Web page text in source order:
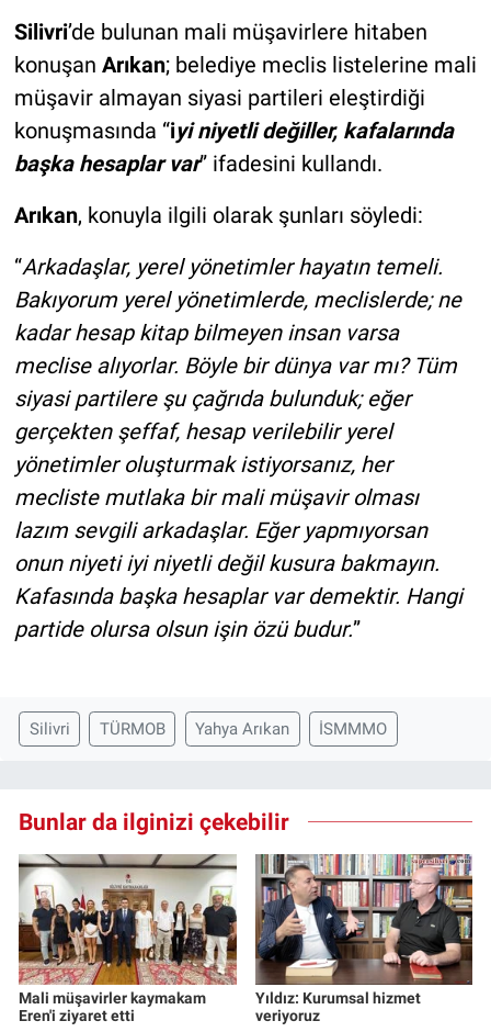
Silivri’de bulunan mali müşavirlere hitaben
konuşan Arıkan; belediye meclis listelerine mali
müşavir almayan siyasi partileri eleştirdiği
konuşmasında “iyi niyetli değiller, kafalarında
başka hesaplar var” ifadesini kullandı.
Arıkan, konuyla ilgili olarak şunları söyledi:
“Arkadaşlar, yerel yönetimler hayatın temeli.
Bakıyorum yerel yönetimlerde, meclislerde; ne
kadar hesap kitap bilmeyen insan varsa
meclise alıyorlar. Böyle bir dünya var mı? Tüm
siyasi partilere şu çağrıda bulunduk; eğer
gerçekten şeffaf, hesap verilebilir yerel
yönetimler oluşturmak istiyorsanız, her
mecliste mutlaka bir mali müşavir olması
lazım sevgili arkadaşlar. Eğer yapmıyorsan
onun niyeti iyi niyetli değil kusura bakmayın.
Kafasında başka hesaplar var demektir. Hangi
partide olursa olsun işin özü budur.”
Silivri TÜRMOB Yahya Arıkan İSMMMO
Bunlar da ilginizi çekebilir
Mali müşavirler kaymakam
Eren'i ziyaret etti
Yıldız: Kurumsal hizmet
veriyoruz